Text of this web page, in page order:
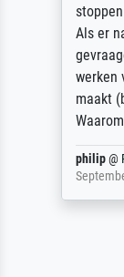
Als er
werken
maakt
philip@